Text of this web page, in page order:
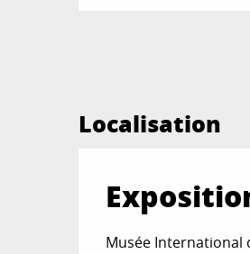
Localisation
Musée International